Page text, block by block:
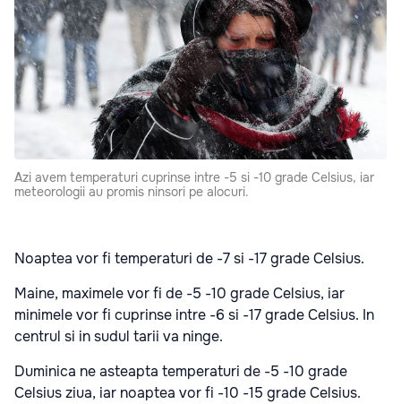
Azi avem temperaturi cuprinse intre -5 si -10 grade Celsius, iar
meteorologii au promis ninsori pe alocuri.
Noaptea vor fi temperaturi de -7 si -17 grade Celsius.
Maine, maximele vor fi de -5 -10 grade Celsius, iar
minimele vor fi cuprinse intre -6 si -17 grade Celsius. In
centrul si in sudul tarii va ninge.
Duminica ne asteapta temperaturi de -5 -10 grade
Celsius ziua, iar noaptea vor fi -10 -15 grade Celsius.